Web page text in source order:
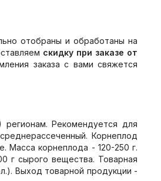
отобраны и обработаны на
скидку при заказе от
заказа с вами свяжется
Рекомендуется для
Корнеплод
Масса корнеплода - 120-250 г.
г сырого вещества. Товарная
Выход товарной продукции -